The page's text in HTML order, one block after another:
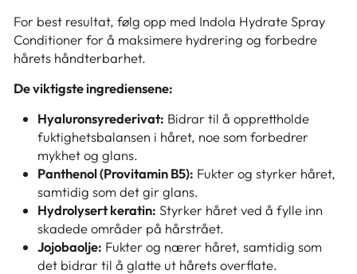
For best resultat, følg opp med Indola Hydrate Spray
Conditioner for å maksimere hydrering og forbedre
hårets håndterbarhet.
De viktigste ingrediensene:
Hyaluronsyrederivat: Bidrar til å opprettholde
fuktighetsbalansen i håret, noe som forbedrer
mykhet og glans.
Panthenol (Provitamin B5): Fukter og styrker håret,
samtidig som det gir glans.
Hydrolysert keratin: Styrker håret ved å fylle inn
skadede områder på hårstrået.
Jojobaolje: Fukter og nærer håret, samtidig som
det bidrar til å glatte ut hårets overflate.